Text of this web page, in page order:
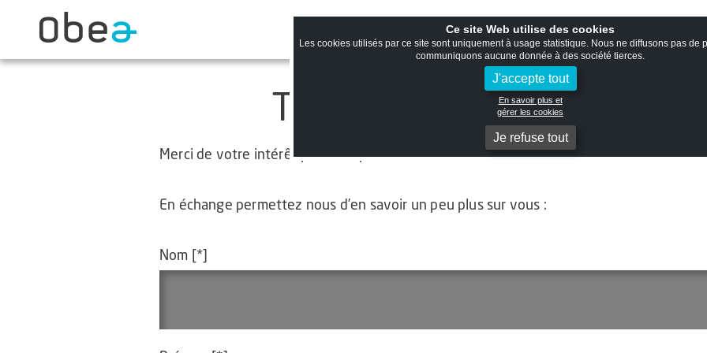
Ouvrir la recherche
Téléchargement de
Téléchargement de documents
Merci de votre intérêt pour nos publications !
En échange permettez nous d’en savoir un peu plus sur vous :
Nom [*]
Ce site Web utilise des cookies
Les cookies utilisés par ce site sont uniquement à usage statistique. Nous ne diffusons pas de
communiquons aucune donnée à des société tierces.
J'accepte tout
En savoir plus et
gérer les cookies
Je refuse tout